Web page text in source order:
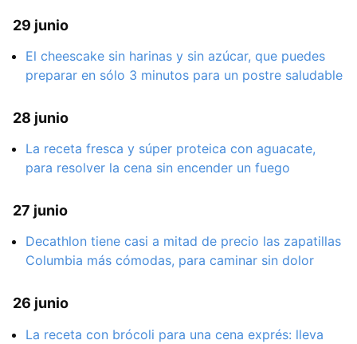
29 junio
El cheescake sin harinas y sin azúcar, que puedes
preparar en sólo 3 minutos para un postre saludable
28 junio
La receta fresca y súper proteica con aguacate,
para resolver la cena sin encender un fuego
27 junio
Decathlon tiene casi a mitad de precio las zapatillas
Columbia más cómodas, para caminar sin dolor
26 junio
La receta con brócoli para una cena exprés: lleva